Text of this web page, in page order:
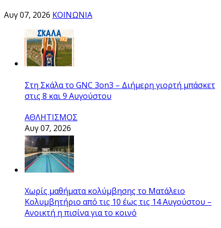
Αυγ 07, 2026 ΚΟΙΝΩΝΙΑ
Στη Σκάλα το GNC 3on3 – Διήμερη γιορτή μπάσκετ
στις 8 και 9 Αυγούστου
ΑΘΛΗΤΙΣΜΟΣ
Αυγ 07, 2026
Χωρίς μαθήματα κολύμβησης το Ματάλειο
Κολυμβητήριο από τις 10 έως τις 14 Αυγούστου –
Ανοικτή η πισίνα για το κοινό